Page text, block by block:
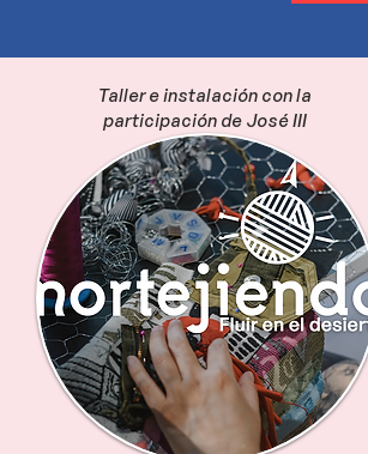
Taller e instalación con la
participación de José III